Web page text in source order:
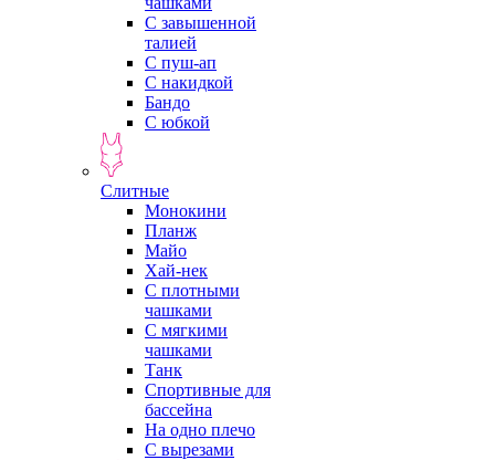
С завышенной
талией
С пуш-ап
С накидкой
Бандо
С юбкой
Слитные
Монокини
Планж
Майо
Хай-нек
С плотными
чашками
С мягкими
чашками
Танк
Спортивные для
бассейна
На одно плечо
С вырезами